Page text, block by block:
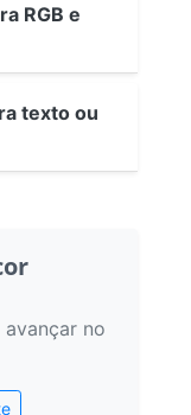
RGB e
texto ou
no